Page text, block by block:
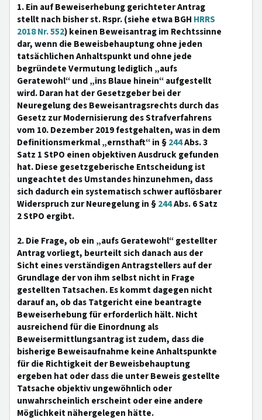
1. Ein auf Beweiserhebung gerichteter Antrag
stellt nach bisher st. Rspr. (siehe etwa BGH HRRS
2018 Nr. 552) keinen Beweisantrag im Rechtssinne
dar, wenn die Beweisbehauptung ohne jeden
tatsächlichen Anhaltspunkt und ohne jede
begründete Vermutung lediglich „aufs
Geratewohl“ und „ins Blaue hinein“ aufgestellt
wird. Daran hat der Gesetzgeber bei der
Neuregelung des Beweisantragsrechts durch das
Gesetz zur Modernisierung des Strafverfahrens
vom 10. Dezember 2019 festgehalten, was in dem
Definitionsmerkmal „ernsthaft“ in §244Abs. 3
Satz 1 StPO einen objektiven Ausdruck gefunden
hat. Diese gesetzgeberische Entscheidung ist
ungeachtet des Umstandes hinzunehmen, dass
sich dadurch ein systematisch schwer auflösbarer
Widerspruch zur Neuregelung in §244Abs. 6 Satz
2 StPO ergibt.
2. Die Frage, ob ein „aufs Geratewohl“ gestellter
Antrag vorliegt, beurteilt sich danach aus der
Sicht eines verständigen Antragstellers auf der
Grundlage der von ihm selbst nicht in Frage
gestellten Tatsachen. Es kommt dagegen nicht
darauf an, ob das Tatgericht eine beantragte
Beweiserhebung für erforderlich hält. Nicht
ausreichend für die Einordnung als
Beweisermittlungsantrag ist zudem, dass die
bisherige Beweisaufnahme keine Anhaltspunkte
für die Richtigkeit der Beweisbehauptung
ergeben hat oder dass die unter Beweis gestellte
Tatsache objektiv ungewöhnlich oder
unwahrscheinlich erscheint oder eine andere
Möglichkeit nähergelegen hätte.